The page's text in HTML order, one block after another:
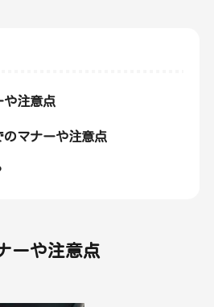
や注意点
マナーや注意点
ーや注意点